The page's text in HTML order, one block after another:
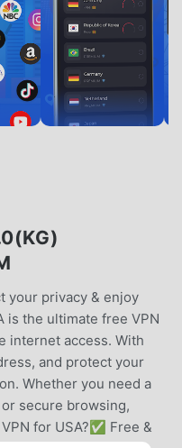
your privacy & enjoy
is the ultimate free VPN
internet access. With
and protect your
Whether you need a
secure browsing,
for USA?✅ Free &